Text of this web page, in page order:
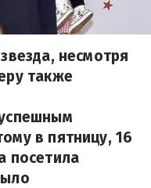
несмотря
также
в пятницу, 16
посетила